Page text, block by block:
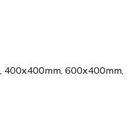
400x400mm 600x400mm